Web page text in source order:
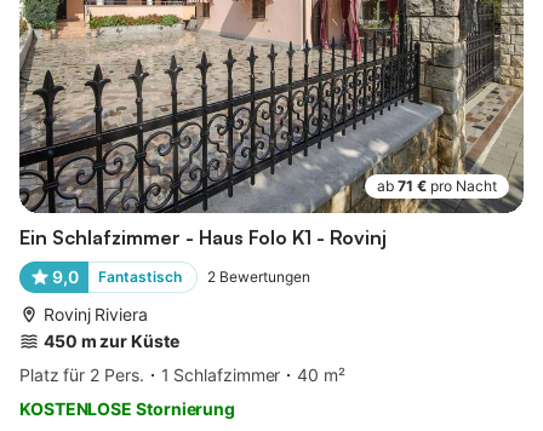
ab 71 € pro Nacht
Ein Schlafzimmer - Haus Folo K1 - Rovinj
9,0 Fantastisch 2 Bewertungen
Rovinj Riviera
450 m zur Küste
Platz für 2 Pers.
1 Schlafzimmer
40 m²
KOSTENLOSE Stornierung